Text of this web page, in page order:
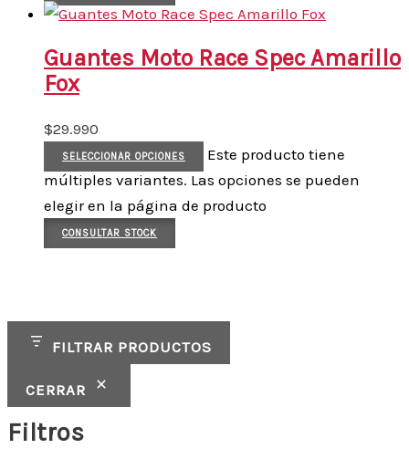
FILTRAR PRODUCTOS
CERRAR
Filtros
Guantes Moto Race Spec Amarillo
Fox
$29.990
SELECCIONAR OPCIONES
Este producto tiene
múltiples variantes. Las opciones se pueden
elegir en la página de producto
CONSULTAR STOCK